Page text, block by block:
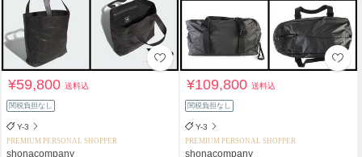
¥59,800送料込
関税負担なし
Y-3
PREMIUM PERSONAL SHOPPER
shonacompany
¥109,800送料込
関税負担なし
Y-3
PREMIUM PERSONAL SHOPPER
shonacompany